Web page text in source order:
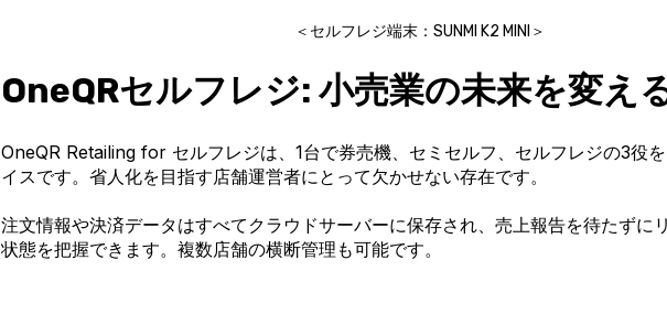
＜セルフレジ端末：SUNMI K2 MINI＞
OneQRセルフレジ: 小売業の未来を変え
OneQR Retailing for セルフレジは、1台で券売機、セミセルフ、セルフレジの3役
イスです。省人化を目指す店舗運営者にとって欠かせない存在です。
注文情報や決済データはすべてクラウドサーバーに保存され、売上報告を待たずに
状態を把握できます。複数店舗の横断管理も可能です。